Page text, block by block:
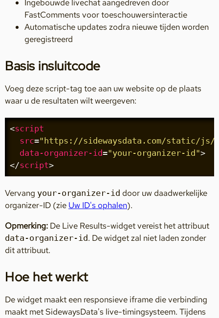
Ingebouwde livechat aangedreven door
FastComments voor toeschouwersinteractie
Automatische updates zodra nieuwe tijden worden
geregistreerd
Basis insluitcode
Voeg deze script-tag toe aan uw website op de plaats
waar u de resultaten wilt weergeven:
<script
src="https://sidewaysdata.com/static/js/
data-organizer-id="your-organizer-id">
</script>
Vervang your-organizer-id door uw daadwerkelijke
organizer-ID (zie Uw ID's ophalen).
Opmerking: De Live Results-widget vereist het attribuut
data-organizer-id. De widget zal niet laden zonder
dit attribuut.
Hoe het werkt
De widget maakt een responsieve iframe die verbinding
maakt met SidewaysData's live-timingsysteem. Tijdens